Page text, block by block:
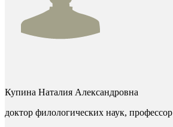
Купина Наталия Александровна
доктор филологических наук, профессор